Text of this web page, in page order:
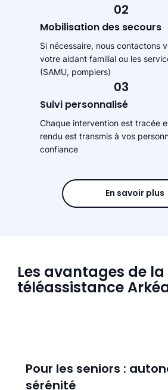
Les avantages de la
téléassistance
Pour les seniors :
sérénité
02
Mobilisation des secours
Si nécessaire, nous contactons
votre aidant familial ou les
(SAMU, pompiers)
03
Suivi personnalisé
Chaque intervention est tracée
rendu est transmis à vos
confiance
En savoir plus